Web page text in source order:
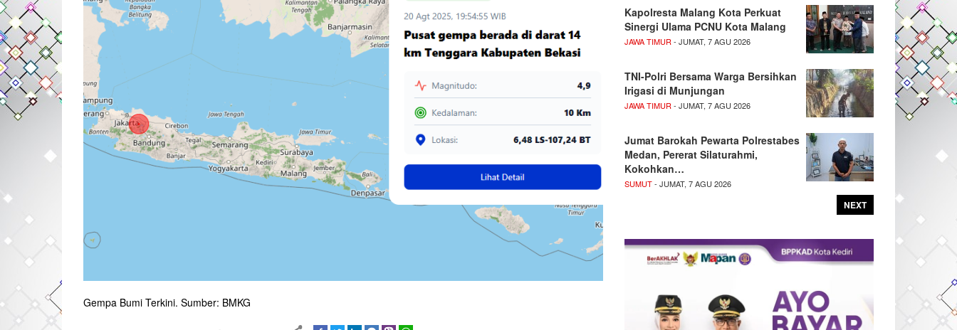
Gempa Bumi Terkini. Sumber: BMKG
Kapolresta Malang Kota Perkuat
Sinergi Ulama PCNU Kota Malang
JAWA TIMUR - JUMAT, 7 AGU 2026
TNI-Polri Bersama Warga Bersihkan
Irigasi di Munjungan
JAWA TIMUR - JUMAT, 7 AGU 2026
Jumat Barokah Pewarta Polrestabes
Medan, Pererat Silaturahmi,
Kokohkan…
SUMUT- JUMAT, 7 AGU 2026
NEXT